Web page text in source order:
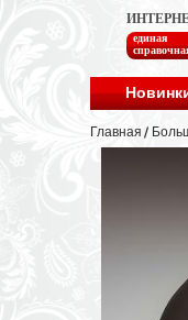
единая
Главная